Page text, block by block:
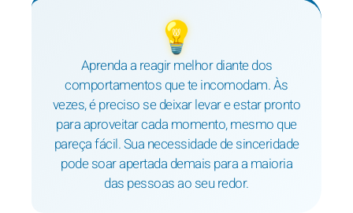
💡
Aprenda a reagir melhor diante dos
comportamentos que te incomodam. Às
vezes, é preciso se deixar levar e estar pronto
para aproveitar cada momento, mesmo que
pareça fácil. Sua necessidade de sinceridade
pode soar apertada demais para a maioria
das pessoas ao seu redor.